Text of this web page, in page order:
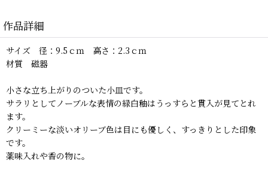
作品詳細
サイズ 径：9.5ｃｍ 高さ：2.3ｃｍ
材質 磁器
小さな立ち上がりのついた小皿です。
サラリとしてノーブルな表情の緑白釉はうっすらと貫入が見てとれ
ます。
クリーミーな淡いオリーブ色は目にも優しく、すっきりとした印象
です。
薬味入れや香の物に。